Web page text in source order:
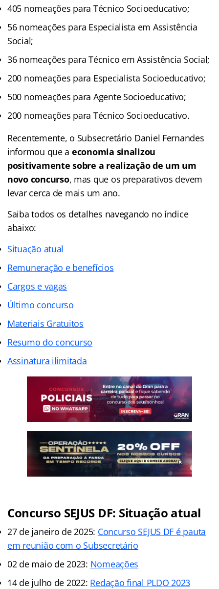
405 nomeações para Técnico Socioeducativo;
56 nomeações para Especialista em Assistência
Social;
36 nomeações para Técnico em Assistência Social;
200 nomeações para Especialista Socioeducativo;
500 nomeações para Agente Socioeducativo;
200 nomeações para Técnico Socioeducativo.
Recentemente, o Subsecretário Daniel Fernandes
informou que a economia sinalizou
positivamente sobre a realização de um um
novo concurso, mas que os preparativos devem
levar cerca de mais um ano.
Saiba todos os detalhes navegando no índice
abaixo:
Situação atual
Remuneração e benefícios
Cargos e vagas
Último concurso
Materiais Gratuitos
Resumo do concurso
Assinatura ilimitada
Concurso SEJUS DF: Situação atual
27 de janeiro de 2025: Concurso SEJUS DF é pauta
em reunião com o Subsecretário
02 de maio de 2023: Nomeações
14 de julho de 2022: Redação final PLDO 2023